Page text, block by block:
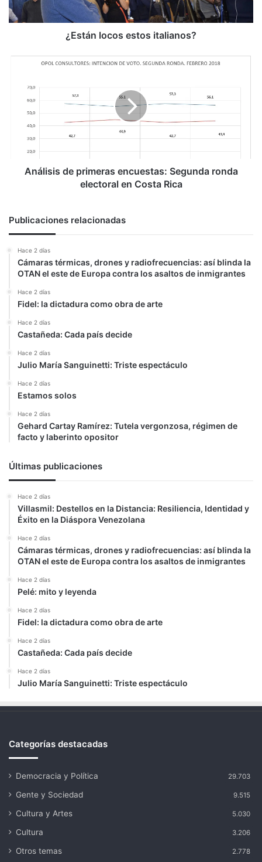
¿Están locos estos italianos?
Análisis
primeras
Análisis de primeras encuestas: Segunda ronda
electoral en Costa Rica
Publicaciones relacionadas
Hace 2 días
Cámaras térmicas, drones y radiofrecuencias: así blinda la
OTAN el este de Europa contra los asaltos de inmigrantes
Hace 2 días
Fidel: la dictadura como obra de arte
Hace 2 días
Castañeda: Cada país decide
Hace 2 días
Julio María Sanguinetti: Triste espectáculo
Hace 2 días
Estamos solos
Hace 2 días
Gehard Cartay Ramírez: Tutela vergonzosa, régimen de
facto y laberinto opositor
Últimas publicaciones
Hace 2 días
Villasmil: Destellos en la Distancia: Resiliencia, Identidad y
Éxito en la Diáspora Venezolana
Hace 2 días
Cámaras térmicas, drones y radiofrecuencias: así blinda la
OTAN el este de Europa contra los asaltos de inmigrantes
Hace 2 días
Pelé: mito y leyenda
Hace 2 días
Fidel: la dictadura como obra de arte
Hace 2 días
Castañeda: Cada país decide
Hace 2 días
Julio María Sanguinetti: Triste espectáculo
Categorías destacadas
Democracia y Política 29.703
Gente y Sociedad 9.515
Cultura y Artes 5.030
Cultura 3.206
Otros temas 2.778